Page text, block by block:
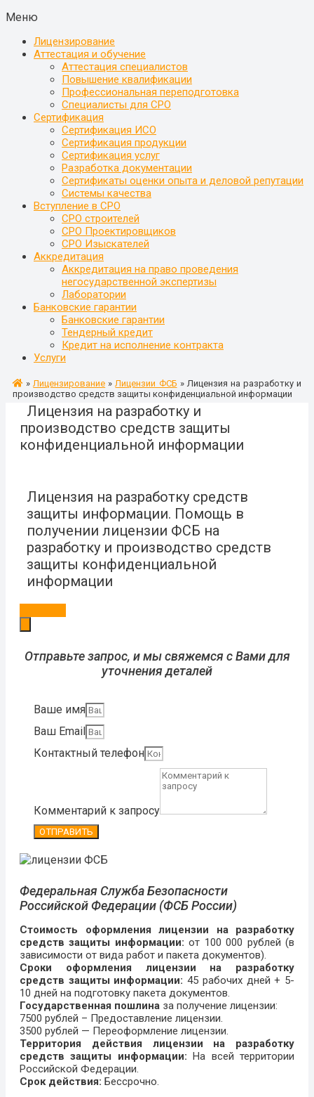
Меню
Лицензирование
Аттестация и обучение
Аттестация специалистов
Повышение квалификации
Профессиональная переподготовка
Специалисты для СРО
Сертификация
Сертификация ИСО
Сертификация продукции
Сертификация услуг
Разработка документации
Сертификаты оценки опыта и деловой репутации
Системы качества
Вступление в СРО
СРО строителей
СРО Проектировщиков
СРО Изыскателей
Аккредитация
Аккредитация на право проведения
негосударственной экспертизы
Лаборатории
Банковские гарантии
Банковские гарантии
Тендерный кредит
Кредит на исполнение контракта
Услуги
» Лицензирование » Лицензии ФСБ » Лицензия на разработку и
производство средств защиты конфиденциальной информации
Лицензия на разработку и
производство средств защиты
конфиденциальной информации
Лицензия на разработку средств
защиты информации. Помощь в
получении лицензии ФСБ на
разработку и производство средств
защиты конфиденциальной
информации
Отправьте запрос, и мы свяжемся с Вами для
уточнения деталей
Ваше имя
Ваш Email
Контактный телефон
Комментарий к запросу
ОТПРАВИТЬ
Федеральная Служба Безопасности
Российской Федерации (ФСБ России)
Стоимость оформления лицензии на разработку
средств защиты информации: от 100 000 рублей (в
зависимости от вида работ и пакета документов).
Сроки оформления лицензии на разработку
средств защиты информации: 45 рабочих дней + 5-
10 дней на подготовку пакета документов.
Государственная пошлина за получение лицензии:
7500 рублей – Предоставление лицензии.
3500 рублей — Переоформление лицензии.
Территория действия лицензии на разработку
средств защиты информации: На всей территории
Российской Федерации.
Срок действия: Бессрочно.